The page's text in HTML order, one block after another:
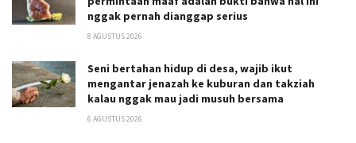
nggak pernah dianggap serius
8 AGUSTUS 2026
Seni bertahan hidup di desa, wajib ikut
mengantar jenazah ke kuburan dan takziah
kalau nggak mau jadi musuh bersama
6 AGUSTUS 2026